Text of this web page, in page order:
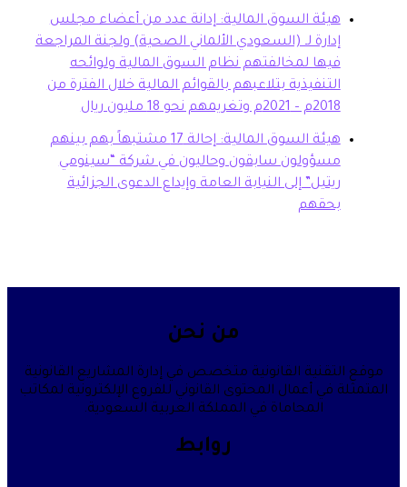
السوق المالية: إدانة عدد من أعضاء مجلس
لـ (السعودي الألماني الصحية) ولجنة المراجعة
لمخالفتهم نظام السوق المالية ولوائحه
بتلاعبهم بالقوائم المالية خلال الفترة من
هيئة السوق المالية: إحالة 17 مشتبهاً بهم بينهم
سابقون وحاليون في شركة “سينومي
إلى النيابة العامة وإيداع الدعوى الجزائية
القانونية متخصص في إدارة المشاريع القانونية
أعمال المحتوى القانوني للفروع الإلكترونية لمكاتب
المحاماة في المملكة العربية السعودية.